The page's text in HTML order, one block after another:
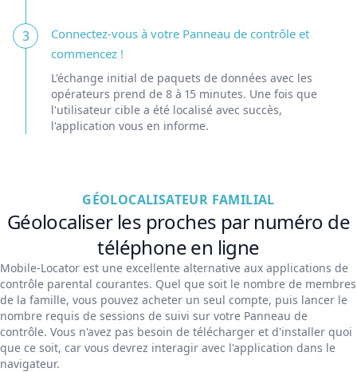
3
Connectez-vous à votre Panneau de contrôle et
commencez !
L'échange initial de paquets de données avec les
opérateurs prend de 8 à 15 minutes. Une fois que
l'utilisateur cible a été localisé avec succès,
l'application vous en informe.
GÉOLOCALISATEUR FAMILIAL
Géolocaliser les proches par numéro de
téléphone en ligne
Mobile-Locator est une excellente alternative aux applications de
contrôle parental courantes. Quel que soit le nombre de membres
de la famille, vous pouvez acheter un seul compte, puis lancer le
nombre requis de sessions de suivi sur votre Panneau de
contrôle. Vous n'avez pas besoin de télécharger et d'installer quoi
que ce soit, car vous devrez interagir avec l'application dans le
navigateur.